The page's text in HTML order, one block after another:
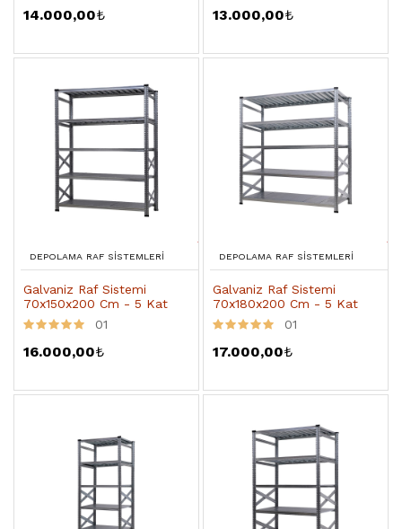
14.000,00₺ 13.000,00₺
DEPOLAMA RAF SISTEMLERI
Galvaniz Raf Sistemi
70x150x200 Cm - 5 Kat
01
16.000,00₺
DEPOLAMA RAF SISTEMLERI
Galvaniz Raf Sistemi
70x180x200 Cm - 5 Kat
01
17.000,00₺